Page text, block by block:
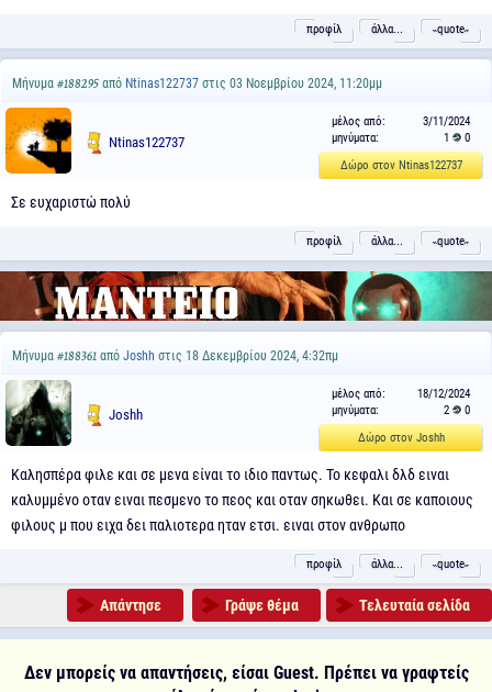
προφίλ άλλα... ˵quote˶
Μήνυμα #188295 από Ntinas122737 στις 03 Νοεμβρίου 2024, 11:20μμ
Ntinas122737
μέλος από:
3/11/2024
μηνύματα:
1
0
Δώρο στον Ntinas122737
Σε ευχαριστώ πολύ
προφίλ άλλα... ˵quote˶
Μήνυμα #188361 από Joshh στις 18 Δεκεμβρίου 2024, 4:32πμ
Joshh
μέλος από:
18/12/2024
μηνύματα:
2
0
Δώρο στον Joshh
Καλησπέρα φιλε και σε μενα είναι το ιδιο παντως. Το κεφαλι δλδ ειναι
καλυμμένο οταν ειναι πεσμενο το πεος και οταν σηκωθει. Και σε καποιους
φιλους μ που ειχα δει παλιοτερα ηταν ετσι. ειναι στον ανθρωπο
προφίλ άλλα... ˵quote˶
Απάντησε Γράψε θέμα Τελευταία σελίδα
Δεν μπορείς να απαντήσεις, είσαι Guest. Πρέπει να γραφτείς